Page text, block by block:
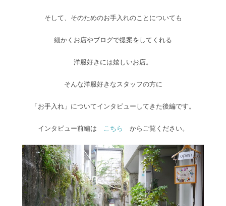
そして、そのためのお手入れのことについても
細かくお店やブログで提案をしてくれる
洋服好きには嬉しいお店。
そんな洋服好きなスタッフの方に
「お手入れ」についてインタビューしてきた後編です。
インタビュー前編は こちら からご覧ください。